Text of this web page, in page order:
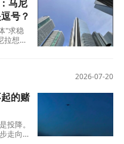
马尼
号？
"求稳
拉想利
2026-07-20
的赌
投降。
走向谁